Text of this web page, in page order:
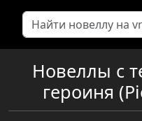
Новеллы с
героиня